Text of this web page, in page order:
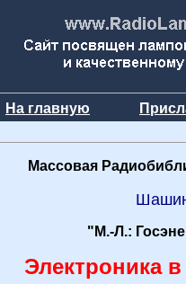
На главную
Массовая
"М.-Л.:
Электроника